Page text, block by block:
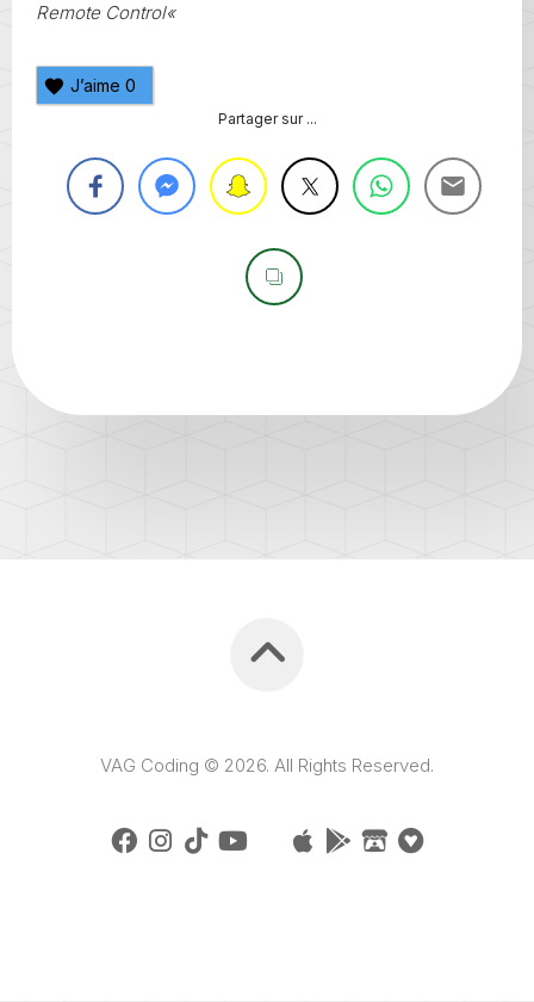
Remote Control«
J’aime 0
Partager sur ...
VAG Coding © 2026. All Rights Reserved.